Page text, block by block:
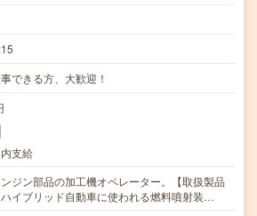
できる方、大歓迎！
支給
ジン部品の加工機オペレーター。【取扱製品
イブリッド自動車に使われる燃料噴射装…